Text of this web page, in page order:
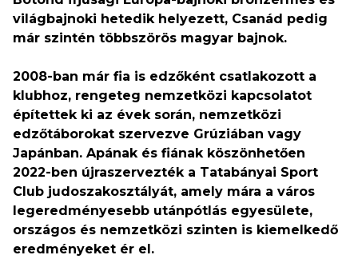
világbajnoki hetedik helyezett, Csanád pedig
már szintén többszörös magyar bajnok.
2008-ban már fia is edzőként csatlakozott a
klubhoz, rengeteg nemzetközi kapcsolatot
építettek ki az évek során, nemzetközi
edzőtáborokat szervezve Grúziában vagy
Japánban. Apának és fiának köszönhetően
2022-ben újraszervezték a Tatabányai Sport
Club judoszakosztályát, amely mára a város
legeredményesebb utánpótlás egyesülete,
országos és nemzetközi szinten is kiemelkedő
eredményeket ér el.